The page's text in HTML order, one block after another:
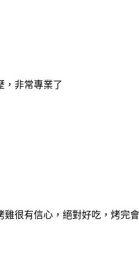
，非常專業了
很有信心，絕對好吃，烤完